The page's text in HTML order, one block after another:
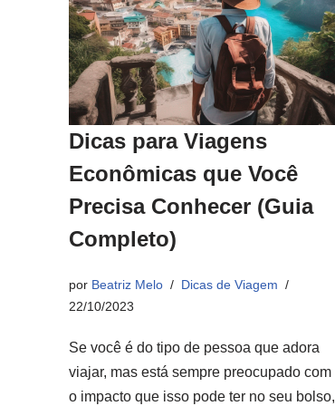
Dicas para Viagens
Econômicas que Você
Precisa Conhecer (Guia
Completo)
por Beatriz Melo
Dicas de Viagem
22/10/2023
Se você é do tipo de pessoa que adora
viajar, mas está sempre preocupado com
o impacto que isso pode ter no seu bolso,